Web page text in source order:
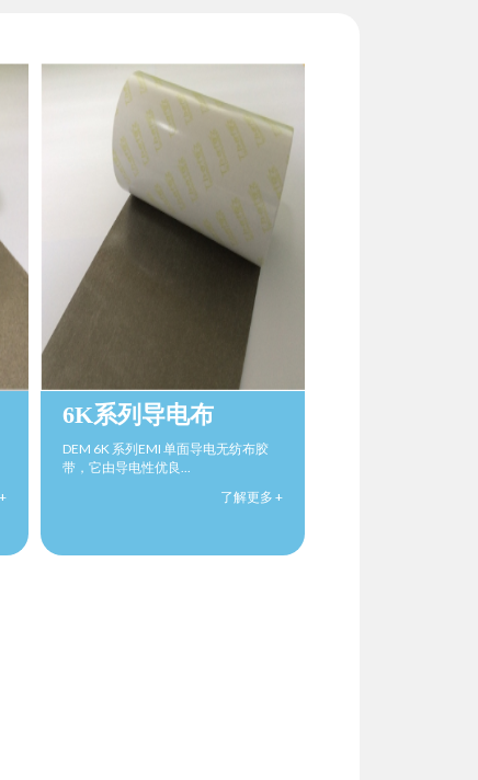
6K系列导电布
DEM 6K 系列EMI 单面导电无纺布胶
带，它由导电性优良...
了解更多 +